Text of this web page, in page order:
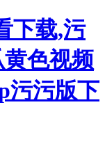
下载,污
色视频
污污版下